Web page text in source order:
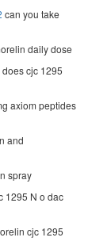
can you take
daily dose
cjc 1295
axiom peptides
and
spray
1295 N o dac
cjc 1295